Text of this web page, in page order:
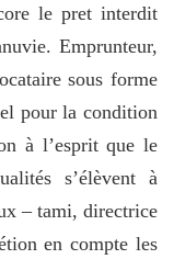
le pret interdit
Emprunteur,
sous forme
pour la condition
à l’esprit que le
s’élèvent à
– tami, directrice
en compte les